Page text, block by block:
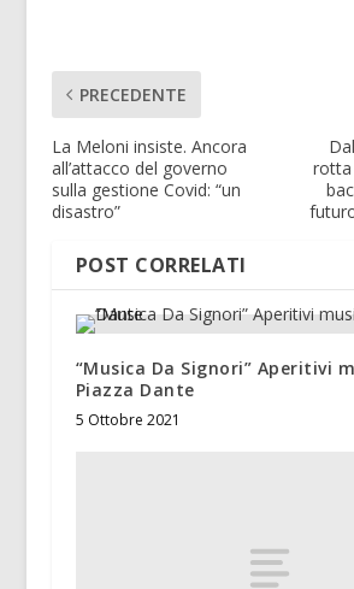
PRECEDENTE
La Meloni insiste. Ancora
all’attacco del governo
sulla gestione Covid: “un
disastro”
rotta
POST CORRELATI
“Musica Da Signori” Aperitivi
Piazza Dante
5 Ottobre 2021